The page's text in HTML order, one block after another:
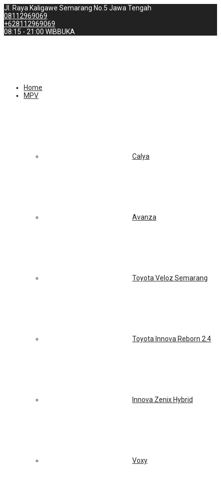
Jl. Raya Kaligawe Semarang No.5 Jawa Tengah
08112969069
+628112969069
08:15 - 21:00 WIBBUKA
Home
MPV
Calya
Avanza
Toyota Veloz Semarang
Toyota Innova Reborn 2.4
Innova Zenix Hybrid
Voxy